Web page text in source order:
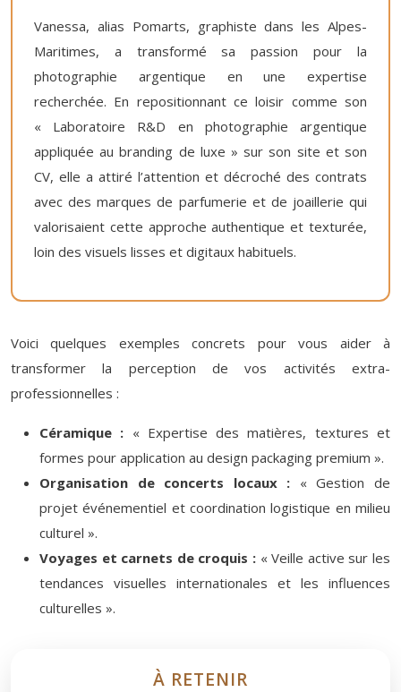
Vanessa, alias Pomarts, graphiste dans les Alpes-
Maritimes, a transformé sa passion pour la
photographie argentique en une expertise
recherchée. En repositionnant ce loisir comme son
« Laboratoire R&D en photographie argentique
appliquée au branding de luxe » sur son site et son
CV, elle a attiré l’attention et décroché des contrats
avec des marques de parfumerie et de joaillerie qui
valorisaient cette approche authentique et texturée,
loin des visuels lisses et digitaux habituels.
Voici quelques exemples concrets pour vous aider à
transformer la perception de vos activités extra-
professionnelles :
Céramique : « Expertise des matières, textures et
formes pour application au design packaging premium ».
Organisation de concerts locaux : « Gestion de
projet événementiel et coordination logistique en milieu
culturel ».
Voyages et carnets de croquis : « Veille active sur les
tendances visuelles internationales et les influences
culturelles ».
À RETENIR